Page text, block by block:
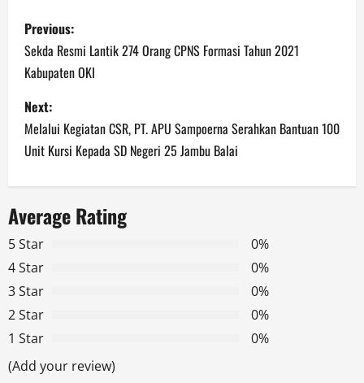
P
o
s
t
n
a
v
i
g
a
t
Previous:
Sekda Resmi Lantik 274 Orang CPNS Formasi Tahun 2021
Kabupaten OKI
Next:
Melalui Kegiatan CSR, PT. APU Sampoerna Serahkan Bantuan 100
Unit Kursi Kepada SD Negeri 25 Jambu Balai
Average Rating
5 Star
0%
4 Star
0%
3 Star
0%
2 Star
0%
1 Star
0%
(Add your review)